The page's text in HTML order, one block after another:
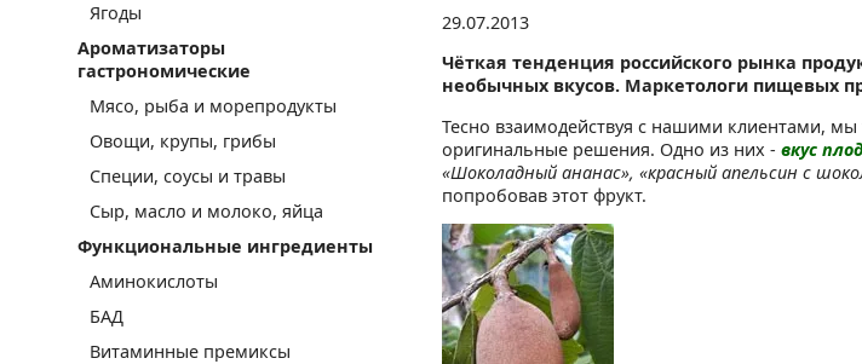
29.07.2013
Чёткая тенденция российского рынка
необычных вкусов. Маркетологи пищевых
Тесно взаимодействуя с нашими клиентами, мы
оригинальные решения. Одно из них - вкус
«Шоколадный ананас», «красный апельсин с
попробовав этот фрукт.
Ягоды
Ароматизаторы
гастрономические
Мясо, рыба и морепродукты
Овощи, крупы, грибы
Специи, соусы и травы
Сыр, масло и молоко, яйца
Функциональные ингредиенты
Аминокислоты
БАД
Витаминные премиксы